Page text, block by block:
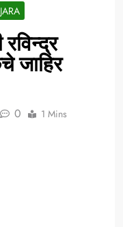
जाहिर
0 1 Mins